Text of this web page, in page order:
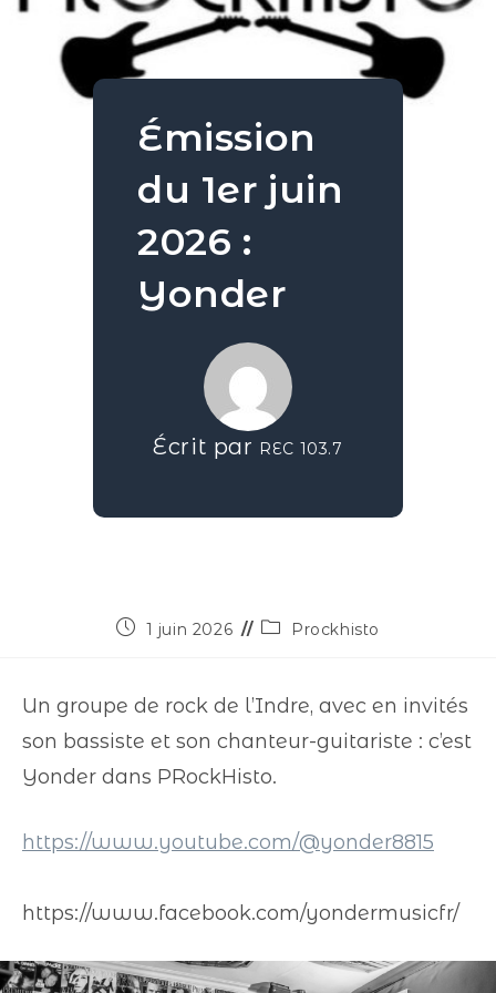
Émission
du 1er juin
2026 :
Yonder
Écrit par REC 103.7
1 juin 2026 Prockhisto
Un groupe de rock de l’Indre, avec en invités
son bassiste et son chanteur-guitariste : c’est
Yonder dans PRockHisto.
https://www.youtube.com/@yonder8815
https://www.facebook.com/yondermusicfr/